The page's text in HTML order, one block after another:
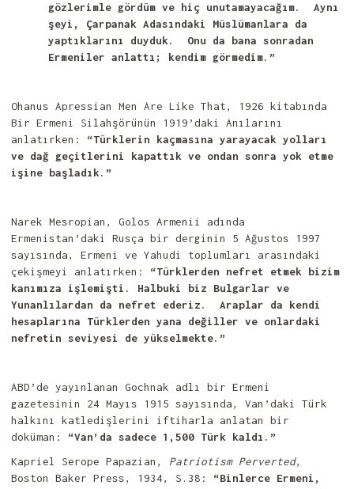
gözlerimle gördüm ve hiç unutamayacağım. Aynı
şeyi, Çarpanak Adasındaki Müslümanlara da
yaptıklarını duyduk. Onu da bana sonradan
Ermeniler anlattı; kendim görmedim.”
Ohanus Apressian Men Are Like That, 1926 kitabında
Bir Ermeni Silahşörünün 1919’daki Anılarını
anlatırken: “Türklerin kaçmasına yarayacak yolları
ve dağ geçitlerini kapattık ve ondan sonra yok etme
işine başladık.”
Narek Mesropian, Golos Armenii adında
Ermenistan’daki Rusça bir derginin 5 Ağustos 1997
sayısında, Ermeni ve Yahudi toplumları arasındaki
çekişmeyi anlatırken: “Türklerden nefret etmek bizim
kanımıza işlemişti. Halbuki biz Bulgarlar ve
Yunanlılardan da nefret ederiz. Araplar da kendi
hesaplarına Türklerden yana değiller ve onlardaki
nefretin seviyesi de yükselmekte.”
ABD’de yayınlanan Gochnak adlı bir Ermeni
gazetesinin 24 Mayıs 1915 sayısında, Van’daki Türk
halkını katledişlerini iftiharla anlatan bir
doküman: “Van’da sadece 1,500 Türk kaldı.”
Kapriel Serope Papazian, Patriotism Perverted,
Boston Baker Press, 1934, S.38: “Binlerce Ermeni,